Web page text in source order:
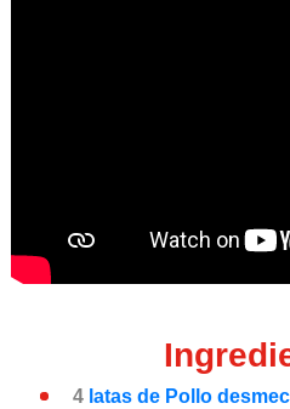
4 latas de Pollo